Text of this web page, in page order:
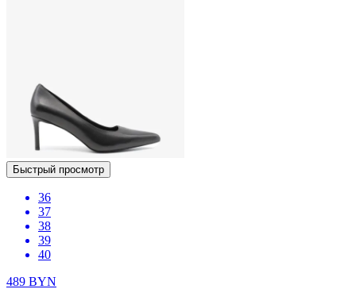
Быстрый просмотр
36
37
38
39
40
489 BYN